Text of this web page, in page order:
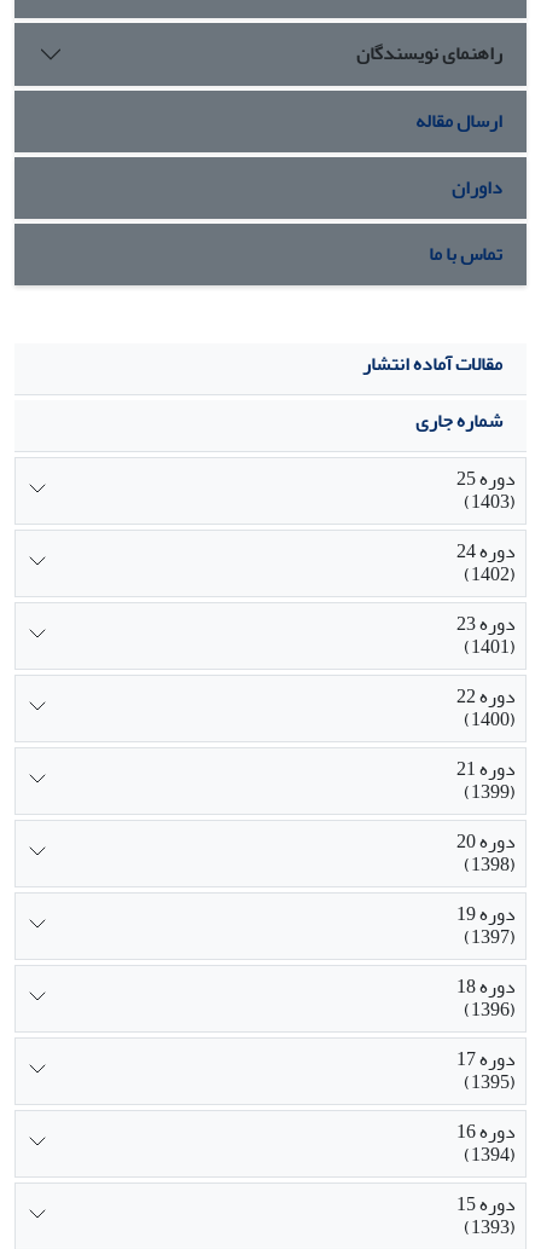
راهنمای نویسندگان
ارسال مقاله
داوران
تماس با ما
مقالات آماده انتشار
شماره جاری
دوره 25
(1403)
دوره 24
(1402)
دوره 23
(1401)
دوره 22
(1400)
دوره 21
(1399)
دوره 20
(1398)
دوره 19
(1397)
دوره 18
(1396)
دوره 17
(1395)
دوره 16
(1394)
دوره 15
(1393)